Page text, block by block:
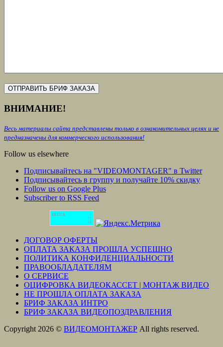
ВНИМАНИЕ!
Весь материалы сайта представлены только в ознакомительных целях и не
предназначены для коммерческого использования!
Follow us elsewhere
Подписывайтесь на "VIDEOMONTAGER" в Twitter
Подписывайтесь в группу и получайте 10% скидку
Follow us on Google Plus
Subscriber to RSS Feed
HIT.UA
1
17
18
ДОГОВОР ОФЕРТЫ
ОПЛАТА ЗАКАЗА ПРОШЛА УСПЕШНО
ПОЛИТИКА КОНФИДЕНЦИАЛЬНОСТИ
ПРАВООБЛАДАТЕЛЯМ
О СЕРВИСЕ
ОЦИФРОВКА ВИДЕОКАССЕТ | МОНТАЖ ВИДЕО
НЕ ПРОШЛА ОПЛАТА ЗАКАЗА
БРИФ ЗАКАЗА ИНТРО
БРИФ ЗАКАЗА ВИДЕОПОЗДРАВЛЕНИЯ
Copyright 2026 © ВИДЕОМОНТАЖЕР All rights reserved.